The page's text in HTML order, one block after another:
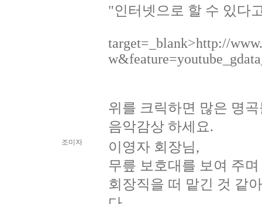
"인터넷으로 할 수 있다
target=_blank>http://
위를 크릭하면 많은 명
음악감상 하세요.
조미자
이영자 회장님,
무릎 보호대를 보여 주
회장직을 떠 맡긴 것 같